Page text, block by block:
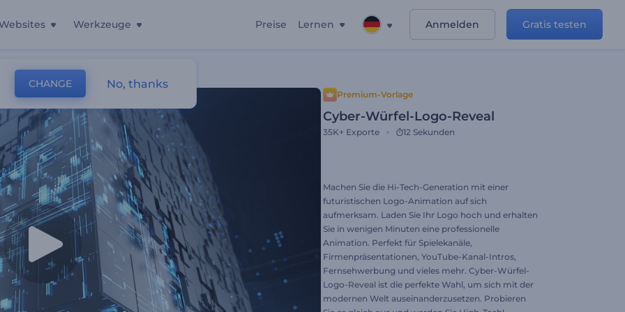
Werkzeuge Preise Lernen Anmelden Gratis testen
Premium-Vorlage
Cyber-Würfel-Logo-Reveal
35K+ Exporte 12 Sekunden
Machen Sie die Hi-Tech-Generation mit einer
futuristischen Logo-Animation auf sich
aufmerksam. Laden Sie Ihr Logo hoch und erhalten
Sie in wenigen Minuten eine professionelle
Animation. Perfekt für Spielekanäle,
Firmenpräsentationen, YouTube-Kanal-Intros,
Fernsehwerbung und vieles mehr. Cyber-Würfel-
Logo-Reveal ist die perfekte Wahl, um sich mit der
modernen Welt auseinanderzusetzen. Probieren
CHANGE No, thanks